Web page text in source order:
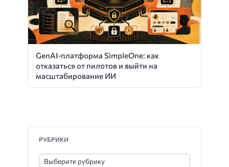
GenAI-платформа SimpleOne: как
отказаться от пилотов и выйти на
масштабирование ИИ
РУБРИКИ